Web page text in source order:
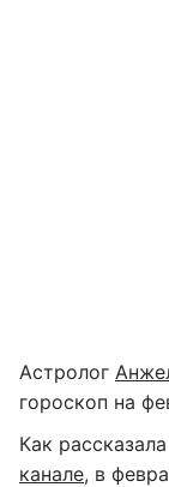
Астролог
гороскоп на
Как
канале, в